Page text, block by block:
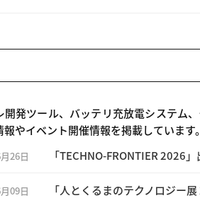
開発ツール、バッテリ充放電システム
報やイベント開催情報を掲載しています
26日 「TECHNO-FRONTIER 2026
09日 「人とくるまのテクノロジー